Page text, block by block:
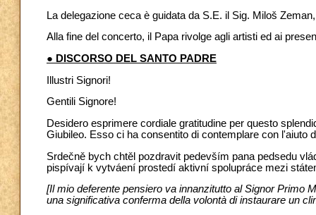
La delegazione ceca è guidata da S.E. il Sig. Miloš
Alla fine del concerto, il Papa rivolge agli artisti ed ai
● DISCORSO DEL SANTO PADRE
Illustri Signori!
Gentili Signore!
Desidero esprimere cordiale gratitudine per questo
Giubileo. Esso ci ha consentito di contemplare con l'aiuto
Srdečně bych chtěl pozdravit pedevším pana pedsedu
pispívají k vytváení prostedí aktivní spolupráce mezi
[Il mio deferente pensiero va innanzitutto al Signor Primo
una significativa conferma della volontà di instaurare un